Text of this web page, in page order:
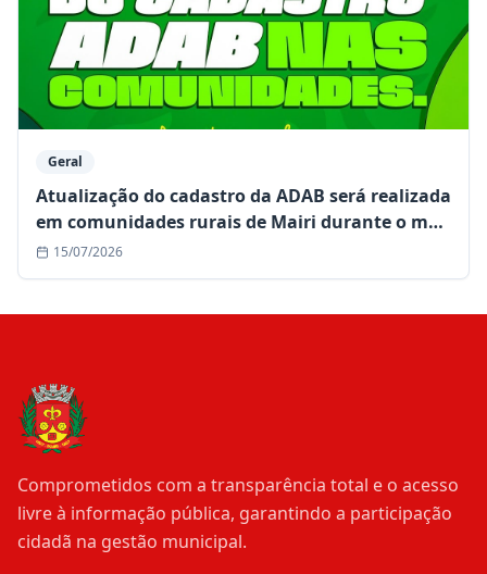
Geral
Atualização do cadastro da ADAB será realizada
em comunidades rurais de Mairi durante o mês
de julho
15/07/2026
Comprometidos com a transparência total e o acesso
livre à informação pública, garantindo a participação
cidadã na gestão municipal.